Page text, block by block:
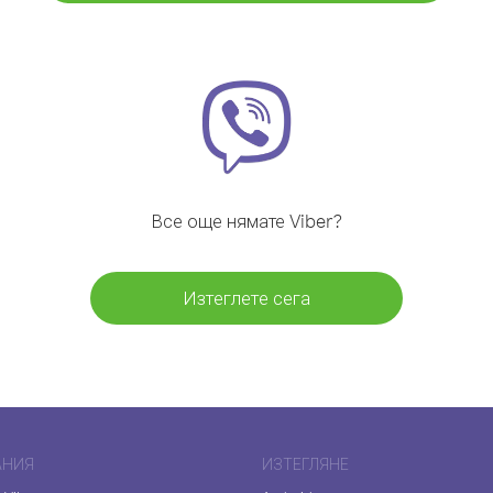
Все още нямате Viber?
Изтеглете сега
ИЗТЕГЛЯНЕ